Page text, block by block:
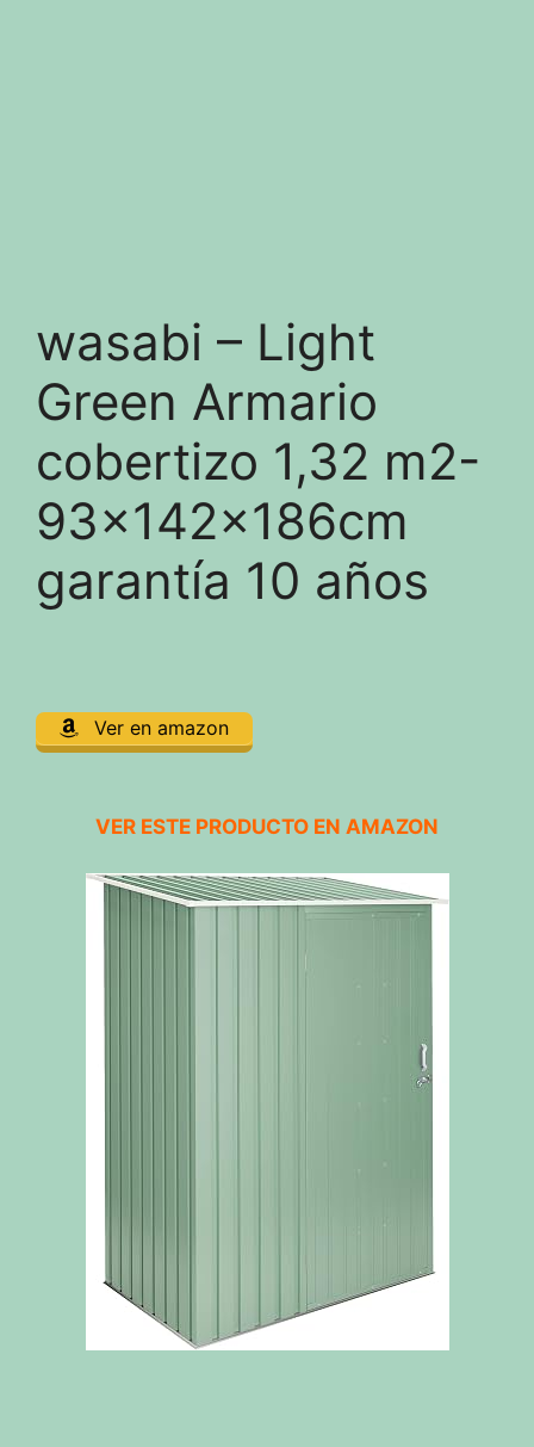
wasabi – Light
Green Armario
cobertizo 1,32 m2-
93x142x186cm
garantía 10 años
Ver en amazon
VER ESTE PRODUCTO EN AMAZON